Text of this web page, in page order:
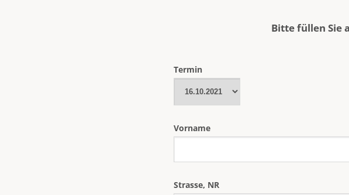
Bitte füllen Sie
Termin
Vorname
Strasse, NR